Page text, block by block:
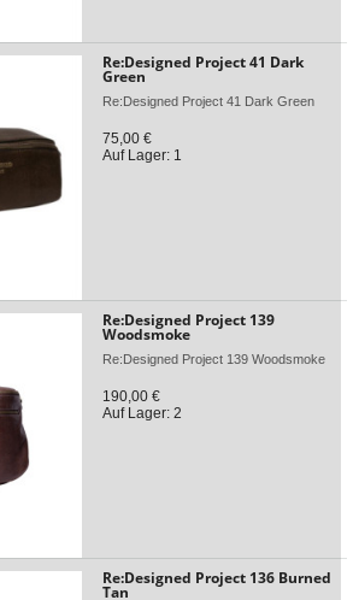
Re:Designed Project 41 Dark
Green
Re:Designed Project 41 Dark Green
75,00 €
Auf Lager: 1
Re:Designed Project 139
Woodsmoke
Re:Designed Project 139 Woodsmoke
190,00 €
Auf Lager: 2
Re:Designed Project 136 Burned
Tan